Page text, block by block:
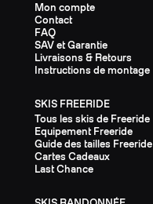
Mon compte
Contact
FAQ
SAV et Garantie
Livraisons & Retours
Instructions de montage
SKIS FREERIDE
Tous les skis de Freeride
Equipement Freeride
Guide des tailles Freeride
Cartes Cadeaux
Last Chance